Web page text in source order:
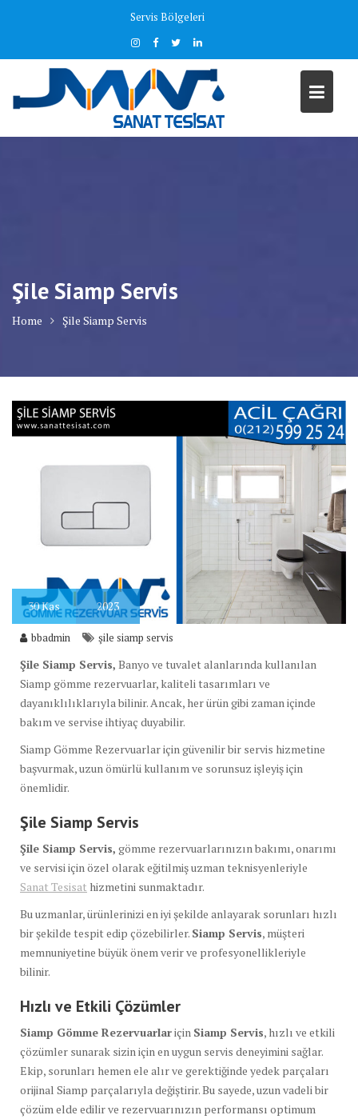
Servis Bölgeleri
Şile Siamp Servis
Home Şile Siamp Servis
30Kas 2023
bbadmin şile siamp servis
Şile Siamp Servis, Banyo ve tuvalet alanlarında kullanılan
Siamp gömme rezervuarlar, kaliteli tasarımları ve
dayanıklılıklarıyla bilinir. Ancak, her ürün gibi zaman içinde
bakım ve servise ihtiyaç duyabilir.
Siamp Gömme Rezervuarlar için güvenilir bir servis hizmetine
başvurmak, uzun ömürlü kullanım ve sorunsuz işleyiş için
önemlidir.
Şile Siamp Servis
Şile Siamp Servis, gömme rezervuarlarınızın bakımı, onarımı
ve servisi için özel olarak eğitilmiş uzman teknisyenleriyle
Sanat Tesisat hizmetini sunmaktadır.
Bu uzmanlar, ürünlerinizi en iyi şekilde anlayarak sorunları hızlı
bir şekilde tespit edip çözebilirler. Siamp Servis, müşteri
memnuniyetine büyük önem verir ve profesyonellikleriyle
bilinir.
Hızlı ve Etkili Çözümler
Siamp Gömme Rezervuarlariçin Siamp Servis, hızlı ve etkili
çözümler sunarak sizin için en uygun servis deneyimini sağlar.
Ekip, sorunları hemen ele alır ve gerektiğinde yedek parçaları
orijinal Siamp parçalarıyla değiştirir. Bu sayede, uzun vadeli bir
çözüm elde edilir ve rezervuarınızın performansı optimum